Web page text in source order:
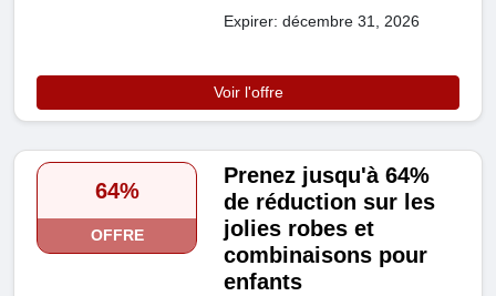
Expirer: décembre 31, 2026
Voir l'offre
64%
OFFRE
Prenez jusqu'à 64%
de réduction sur les
jolies robes et
combinaisons pour
enfants